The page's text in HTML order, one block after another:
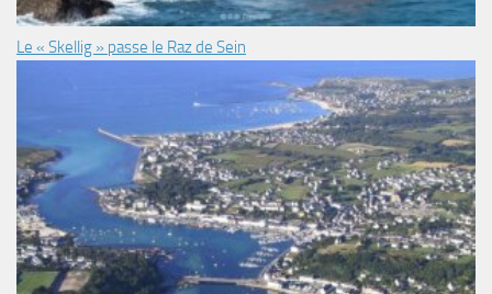
Le « Skellig » passe le Raz de Sein